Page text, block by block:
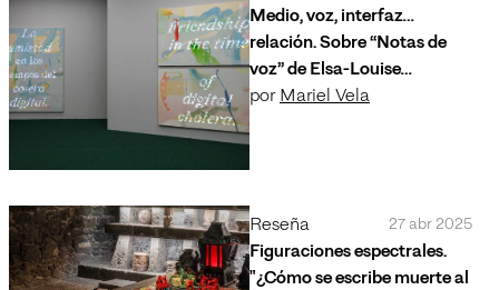
Medio, voz, interfaz…
relación. Sobre “Notas de
voz” de Elsa-Louise
Manceaux en el Museo
por Mariel Vela
Reseña 27 abr 2025
Figuraciones espectrales.
"¿Cómo se escribe muerte al